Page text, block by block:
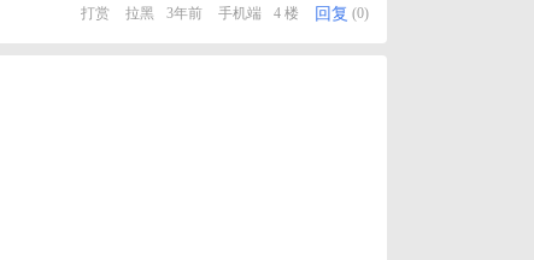
打赏 拉黑 3年前 手机端 4 楼 回复 (0)